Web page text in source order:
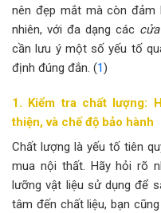
nên đẹp mắt mà còn đảm
nhiên, với đa dạng các
cần lưu ý một số yếu tố
định đúng đắn. (1)
1. Kiểm tra chất lượng:
thiện, và chế độ bảo hành
Chất lượng là yếu tố tiên
mua nội thất. Hãy hỏi rõ
lưỡng vật liệu sử dụng để
tâm đến chất liệu, bạn